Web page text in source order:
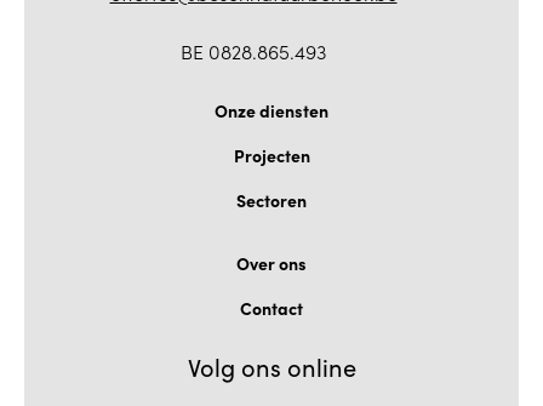
BE 0828.865.493
Onze diensten
Projecten
Sectoren
Over ons
Contact
Volg ons online